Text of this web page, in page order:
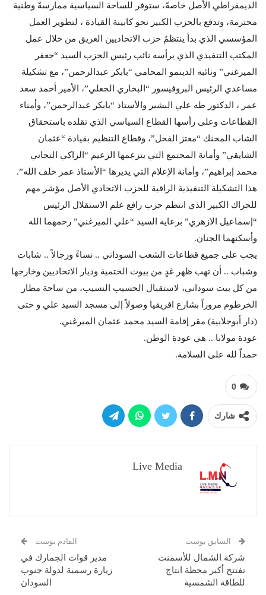
الديمقراطي الأصل خاصةً، ستوفر للساحة السياسية ممارسةً وطنية
محترمة، وتدفع بالحزب الكبير نحو كابينة القيادة ، لتطوير العمل
المؤسسي الذي بدأ ينتظمُ حزب الاتحاديين العريق من خلال عمل
المكتب التنفيذي الذي يرأسه نائب رئيس الحزب السيد “جعفر
الميرغني” ونائبه الدينمو المحامي “بابكر عبدالرحمن”، مع تشكيلة
مساعدي الرئيس البروفيسور “البخاري الجعلي”، الأمير أحمد سعد
عمر ، الدكتور طه علي البشير والأستاذ “بابكر عبدالرحمن”، وأمناء
القطاعات وعلى رأسها القطاع السياسي الذي تقلده باستحقاق
الشاب المحنك “معتز الفحل”، وقطاع التنظيم بقيادة “عثمان
الشايقي” وأمانة المجتمع التي يتزعمها الزعيم “الزاكي التجاني
محمد إبراهيم”، وأمانة الإعلام التي يديرها “الأستاذ عمر خلف الله”.
هذا التشكيلة التنفيذية الراقية للحزب الاتحادي الأصل مؤشر مهم
للحراك الكبير الذي انتظم حزب رافع علم الاستقلال الرئيس
“إسماعيل الازهري” برعاية السيد “علي الميرغني” رحمهما الله
وأسكنهما الجنان.
يجب على جميع قطاعات الشعب السوداني .. نساءً ورجالاً .. شابات
وشباب .. أن تهب ظهر غدٍ من بيوت الختمية وديار الاتحاديين وخارجها
من كل بيت سوداني، لاستقبال الحسيب النسيب، من ساحة مطار
الخرطوم مروراً بشارع افريقيا وصولاً إلى مسجد السيد علي و حتى
(دار أبوجلابية) مقر إقامة السيد محمد عثمان الميرغني.
عودة مولانا .. هي عودة الوطن.
حمداّ لله على السلامة.
0
شارك
Live Media
السابق بوست
شركة الشمال للأسمنت
تفتتح أكبر محطة انتاج
للطاقة الشمسية
القادم بوست
مدير قوات الجمارك في
زيارة رسمية لدولة جنوب
السودان